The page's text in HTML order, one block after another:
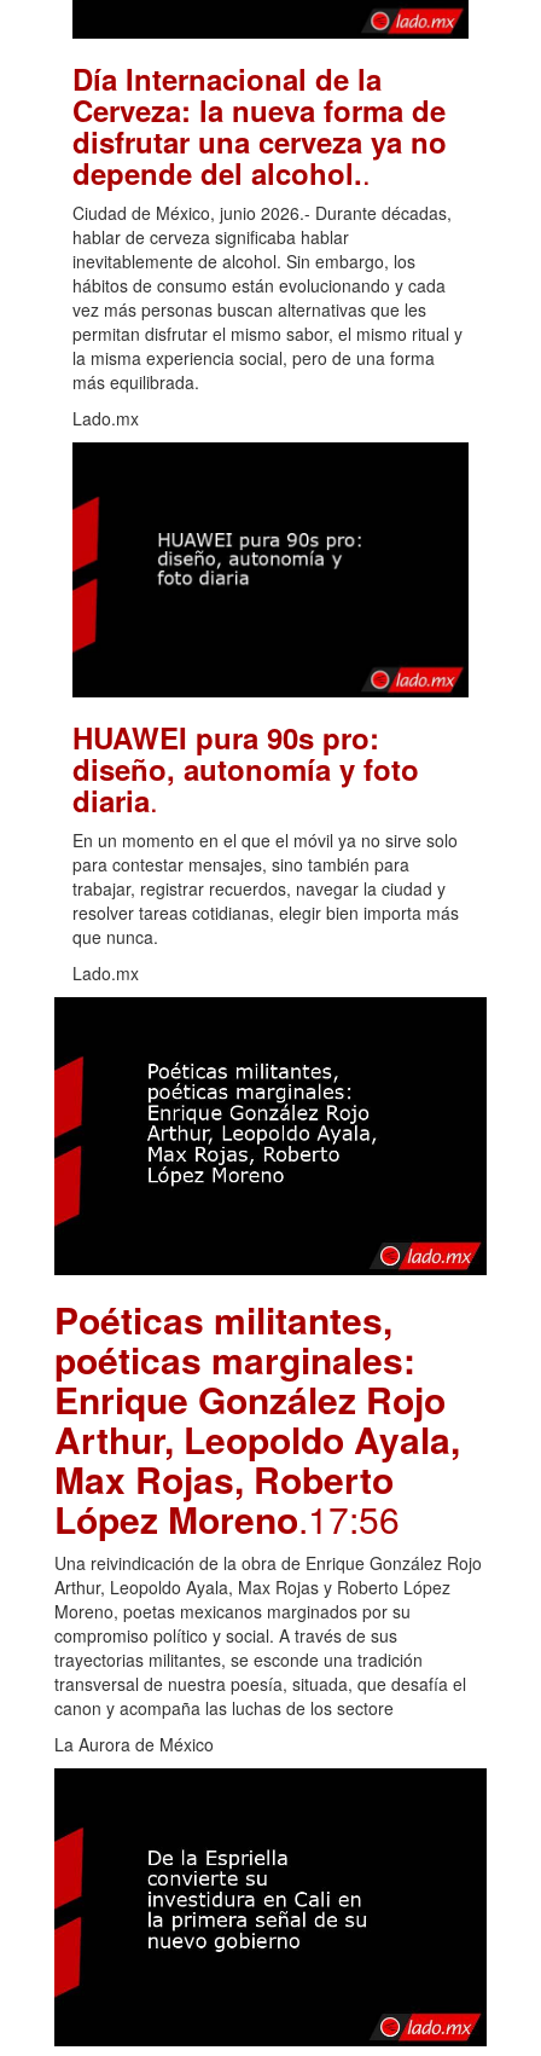
Día Internacional de la
Cerveza: la nueva forma de
disfrutar una cerveza ya no
depende del alcohol..
Ciudad de México, junio 2026.- Durante décadas,
hablar de cerveza significaba hablar
inevitablemente de alcohol. Sin embargo, los
hábitos de consumo están evolucionando y cada
vez más personas buscan alternativas que les
permitan disfrutar el mismo sabor, el mismo ritual y
la misma experiencia social, pero de una forma
más equilibrada.
Lado.mx
HUAWEI pura 90s pro:
diseño, autonomía y foto
diaria.
En un momento en el que el móvil ya no sirve solo
para contestar mensajes, sino también para
trabajar, registrar recuerdos, navegar la ciudad y
resolver tareas cotidianas, elegir bien importa más
que nunca.
Lado.mx
Poéticas militantes,
poéticas marginales:
Enrique González Rojo
Arthur, Leopoldo Ayala,
Max Rojas, Roberto
López Moreno.17:56
Una reivindicación de la obra de Enrique González Rojo
Arthur, Leopoldo Ayala, Max Rojas y Roberto López
Moreno, poetas mexicanos marginados por su
compromiso político y social. A través de sus
trayectorias militantes, se esconde una tradición
transversal de nuestra poesía, situada, que desafía el
canon y acompaña las luchas de los sectore
La Aurora de México